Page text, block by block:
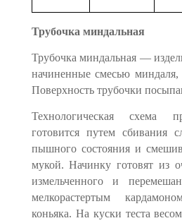
Трубочка миндальная
Трубочка миндальная —
начинен­ные смесью миндаля,
Поверхность трубочки
Технологическая схема
готовится путем сбивания
пышного состояния и
мукой. Начинку готовят из
из­мельченного и
мелкорастертым
коньяка. На куски теста